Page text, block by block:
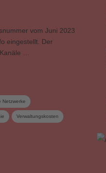
vom Juni 2023
eingestellt. Der
…
Netzwerke
Verwaltungskosten